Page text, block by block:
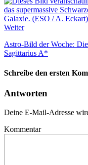
Weiter
Astro-Bild der Woche:
Sagittarius A*
Schreibe den ersten
Antworten
Deine E-Mail-Adresse
Kommentar